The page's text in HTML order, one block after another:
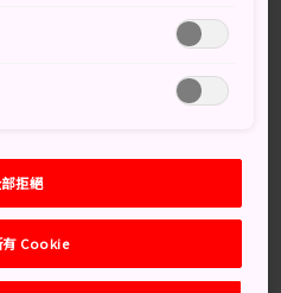
會展現不一樣的風情。
田島砂丘
拒絕
有 Cookie